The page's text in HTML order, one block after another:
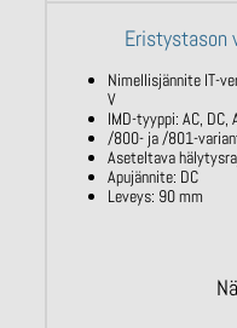
Eristystason
Nimellisjännite IT-
V
IMD-tyyppi: AC, DC,
/800- ja /801-
Aseteltava
Apujännite: DC
Leveys: 90 mm